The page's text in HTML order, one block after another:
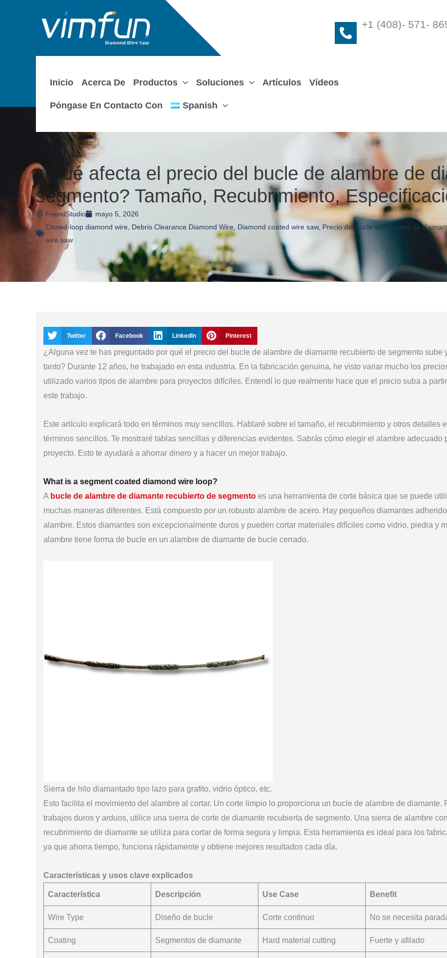
+1 (408)- 571-
Inicio Acerca De Productos Soluciones Artículos Vídeos
Póngase En Contacto Con Spanish
¿Qué afecta el precio del bucle de alambre de
segmento? Tamaño, Recubrimiento,
FriendStudio
mayo 5, 2026
Closed-loop diamond wire
Debris Clearance Diamond Wire Diamond coated wire saw, Precio del bucle de alambre de
wire saw
Twitter Facebook LinkedIn Pinterest
¿Alguna vez te has preguntado por qué el precio del bucle de alambre de diamante recubierto de segmento sube
tanto? Durante 12 años, he trabajado en esta industria. En la fabricación genuina, he visto variar mucho los
utilizado varios tipos de alambre para proyectos difíciles. Entendí lo que realmente hace que el precio suba a
este trabajo.
Este artículo explicará todo en términos muy sencillos. Hablaré sobre el tamaño, el recubrimiento y otros detalles
términos sencillos. Te mostraré tablas sencillas y diferencias evidentes. Sabrás cómo elegir el alambre adecuado
proyecto. Esto te ayudará a ahorrar dinero y a hacer un mejor trabajo.
What is a segment coated diamond wire loop?
A bucle de alambre de diamante recubierto de segmento es una herramienta de corte básica que se puede
muchas maneras diferentes. Está compuesto por un robusto alambre de acero. Hay pequeños diamantes
alambre. Estos diamantes son excepcionalmente duros y pueden cortar materiales difíciles como vidrio, piedra y
alambre tiene forma de bucle en un alambre de diamante de bucle cerrado.
Sierra de hilo diamantado tipo lazo para grafito, vidrio óptico, etc.
Esto facilita el movimiento del alambre al cortar. Un corte limpio lo proporciona un bucle de alambre de diamante.
trabajos duros y arduos, utilice una sierra de corte de diamante recubierta de segmento. Una sierra de alambre con
recubrimiento de diamante se utiliza para cortar de forma segura y limpia. Esta herramienta es ideal para los
ya que ahorra tiempo, funciona rápidamente y obtiene mejores resultados cada día.
Características y usos clave explicados
Característica Descripción Use Case Benefit
Wire Type Diseño de bucle Corte continuo No se necesita
Coating Segmentos de diamante Hard material cutting Fuerte y afilado